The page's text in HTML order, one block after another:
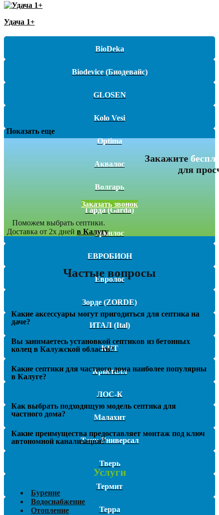
Удача 1+
BioDeka
Biodevice (Биодевайс)
GLOSEN
Kolo Vesi
Optima
Аквалос
Волгарь
Гарда (Garda)
Гринлос
ЕВРОБИОН
Евролос
Зорде (ZORDE)
ИТАЛ (Ital)
КИТ
Кристалл
ЛОС-К
Малахит
Танк Универсал
Тверь
Термит
Терра
Показать еще
Закажите
для
Заказать звонок
Поможем выбрать септики.
Доставка от 2х дней в Калугу
Частые вопросы
Какие аксессуары могут пригодиться для септика на
даче?
Вы занимаетесь установкой септиков из бетонных
колец в Калужской области?
Какие септики для частного дома наиболее популярны
в Калуге?
Как выбрать подходящую модель септика для
частного дома?
Какие преимущества предоставляет монтаж под ключ
автономной канализации?
Услуги
Бурение
Водоснабжение
Отопление